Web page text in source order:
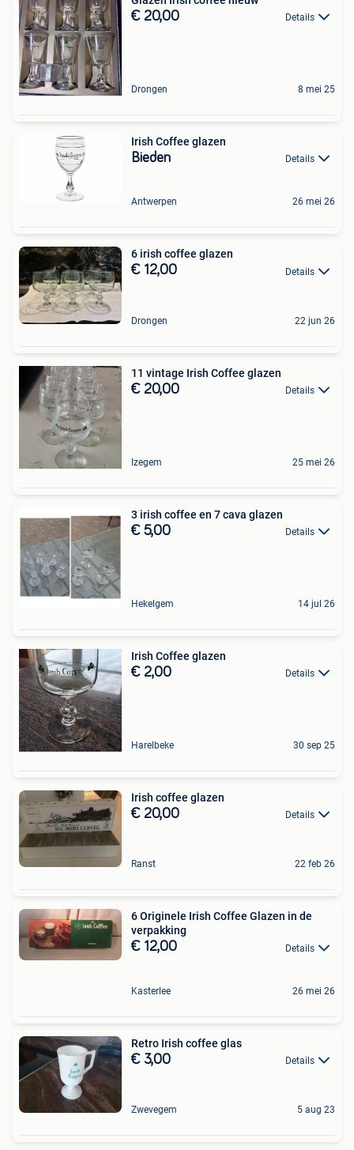
€ 20,00 Details
Drongen 8 mei 25
Irish Coffee glazen
Bieden Details
Antwerpen 26 mei 26
6 irish coffee glazen
€ 12,00 Details
Drongen 22 jun 26
11 vintage Irish Coffee glazen
€ 20,00 Details
Izegem 25 mei 26
3 irish coffee en 7 cava glazen
€ 5,00 Details
Hekelgem 14 jul 26
Irish Coffee glazen
€ 2,00 Details
Harelbeke 30 sep 25
Irish coffee glazen
€ 20,00 Details
Ranst 22 feb 26
6 Originele Irish Coffee Glazen in de
verpakking
€ 12,00 Details
Kasterlee 26 mei 26
Retro Irish coffee glas
€ 3,00 Details
Zwevegem 5 aug 23